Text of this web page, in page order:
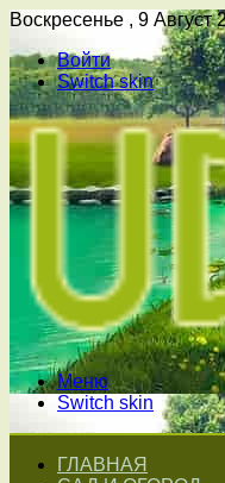
Воскресенье , 9 Август
Войти
Switch skin
Меню
Switch skin
ГЛАВНАЯ